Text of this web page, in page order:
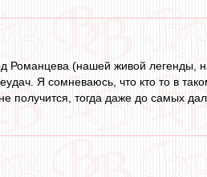
Романцева (нашей живой легенды,
Я сомневаюсь, что кто то в
получится, тогда даже до самых